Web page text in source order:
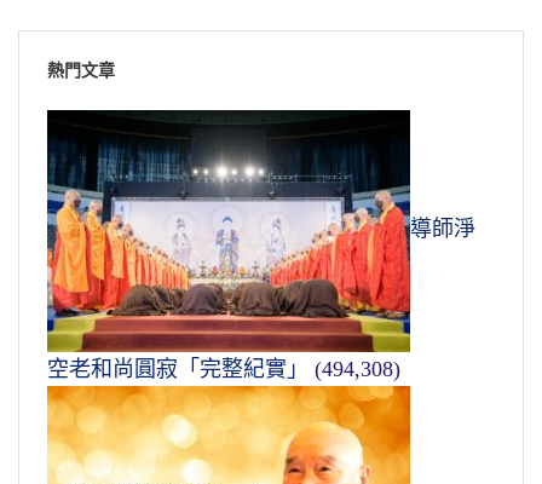
熱門文章
導師淨
空老和尚圓寂「完整紀實」 (494,308)